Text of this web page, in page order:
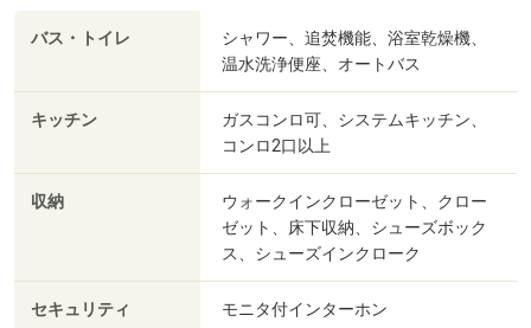
バス・トイレ
シャワー、追焚機能、浴室乾燥機、
温水洗浄便座、オートバス
キッチン
ガスコンロ可、システムキッチン、
コンロ2口以上
収納
ウォークインクローゼット、クロー
ゼット、床下収納、シューズボック
ス、シューズインクローク
セキュリティ モニタ付インターホン